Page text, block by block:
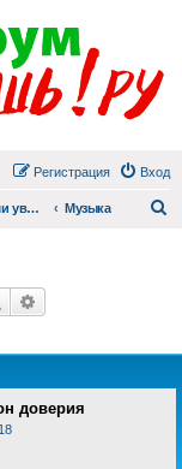
Вход
Регистрация
Наши увлечения Музыка
Поиск
доверия